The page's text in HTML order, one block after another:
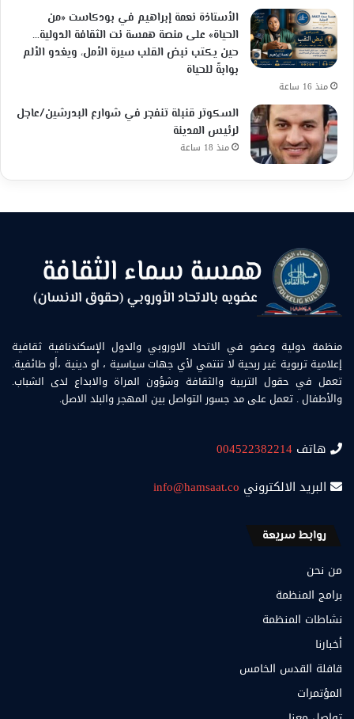
الأستاذة نعمة إبراهيم في بودكاست «من
الحياة» على منصة همسة نت الثقافة الدولية…
حين يكتب نبض القلب سيرة الأمل، ويغدو الألم
بوابةً للحياة
منذ 16 ساعة
السكوتر قنبلة تنفجر في شوارع البدرشين/عاجل
لرئيس المدينة
منذ 18 ساعة
منظمة دولية وعضو في الاتحاد الاوروبي والدول الإسكندنافية ثقافية
إعلامية تربوية غير ربحية لا تنتمي لأي جهات سياسية ، او دينية ،أو طائفية.
تعمل في حقول التربية والثقافة وشؤون المراة والابداع لدى الشباب.
والأطفال . تعمل على مد جسور التواصل بين المهجر والبلد الاصل.
هاتف 004522382214
البريد الالكتروني info@hamsaat.co
روابط سريعة
من نحن
برامج المنظمة
نشاطات المنظمة
أخبارنا
قافلة القدس الخامس
المؤتمرات